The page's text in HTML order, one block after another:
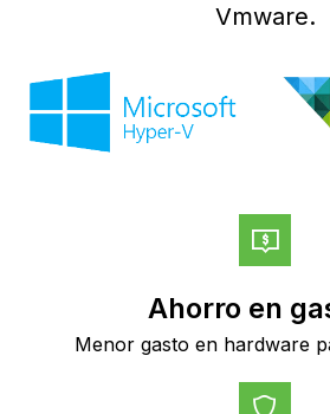
Vmware.
Ahorro en
Menor gasto en hardware